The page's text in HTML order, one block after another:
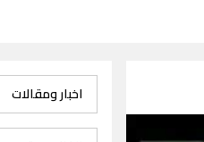
اخبار ومقالات